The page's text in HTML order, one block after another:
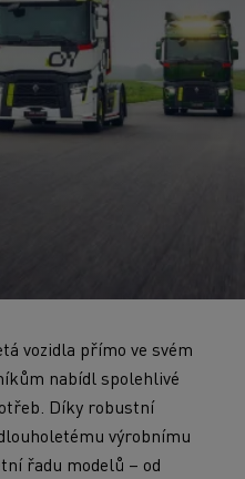
vozidla přímo ve svém
nabídl spolehlivé
Díky robustní
výrobnímu
řadu modelů – od